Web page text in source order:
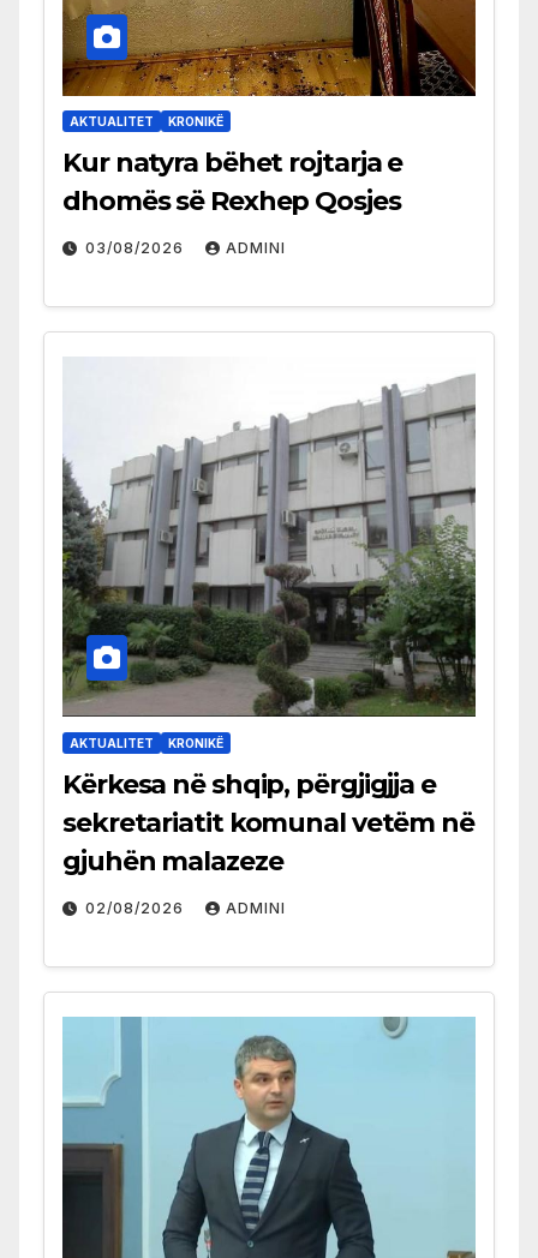
AKTUALITET KRONIKË
Kur natyra bëhet rojtarja e
dhomës së Rexhep Qosjes
03/08/2026 ADMINI
AKTUALITET KRONIKË
Kërkesa në shqip, përgjigjja e
sekretariatit komunal vetëm në
gjuhën malazeze
02/08/2026 ADMINI